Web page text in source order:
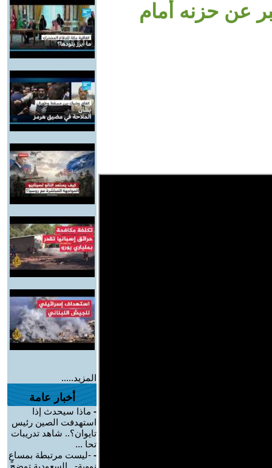
عن حزنه أمام
المزيد.....
أخبار عامة
- ماذا سيحدث إذا
استهدفت الصين رئيس
تايوان؟.. شاهد تدريبات
تحا ...
- -ليست مرتبطة بمساعٍ
نووية-.. السعودية توضح